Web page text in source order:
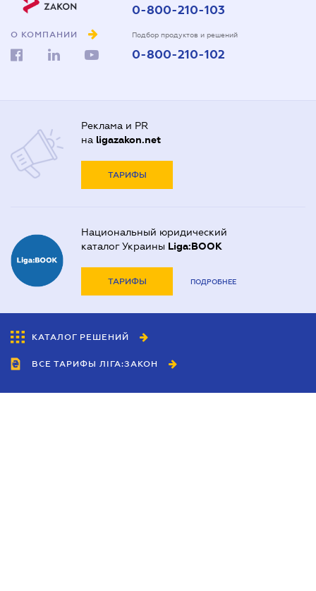
О КОМПАНИИ
0-800-210-103
Подбор продуктов и решений
0-800-210-102
Реклама и PR
на ligazakon.net
ТАРИФЫ
Национальный юридический
каталог Украины Liga:BOOK
ТАРИФЫ ПОДРОБНЕЕ
КАТАЛОГ РЕШЕНИЙ
ВСЕ ТАРИФЫ ЛІГА:ЗАКОН